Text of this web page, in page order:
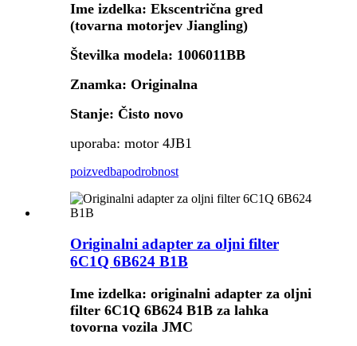
Ime izdelka: Ekscentrična gred
(tovarna motorjev Jiangling)
Številka modela: 1006011BB
Znamka: Originalna
Stanje: Čisto novo
uporaba: motor 4JB1
poizvedbapodrobnost
Originalni adapter za oljni filter
6C1Q 6B624 B1B
Ime izdelka: originalni adapter za oljni
filter 6C1Q 6B624 B1B za lahka
tovorna vozila JMC